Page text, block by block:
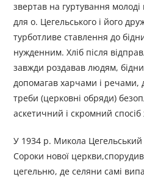
звертав на гуртування
для о. Цегельського і його
турботливе ставлення до
нужденним. Хліб після
завжди роздавав людям,
допомагав харчами і речами,
треби (церковні обряди)
аскетичний і скромний спосіб
У 1934 р. Микола Цегельський
Сороки нової
цегельню, де селяни самі